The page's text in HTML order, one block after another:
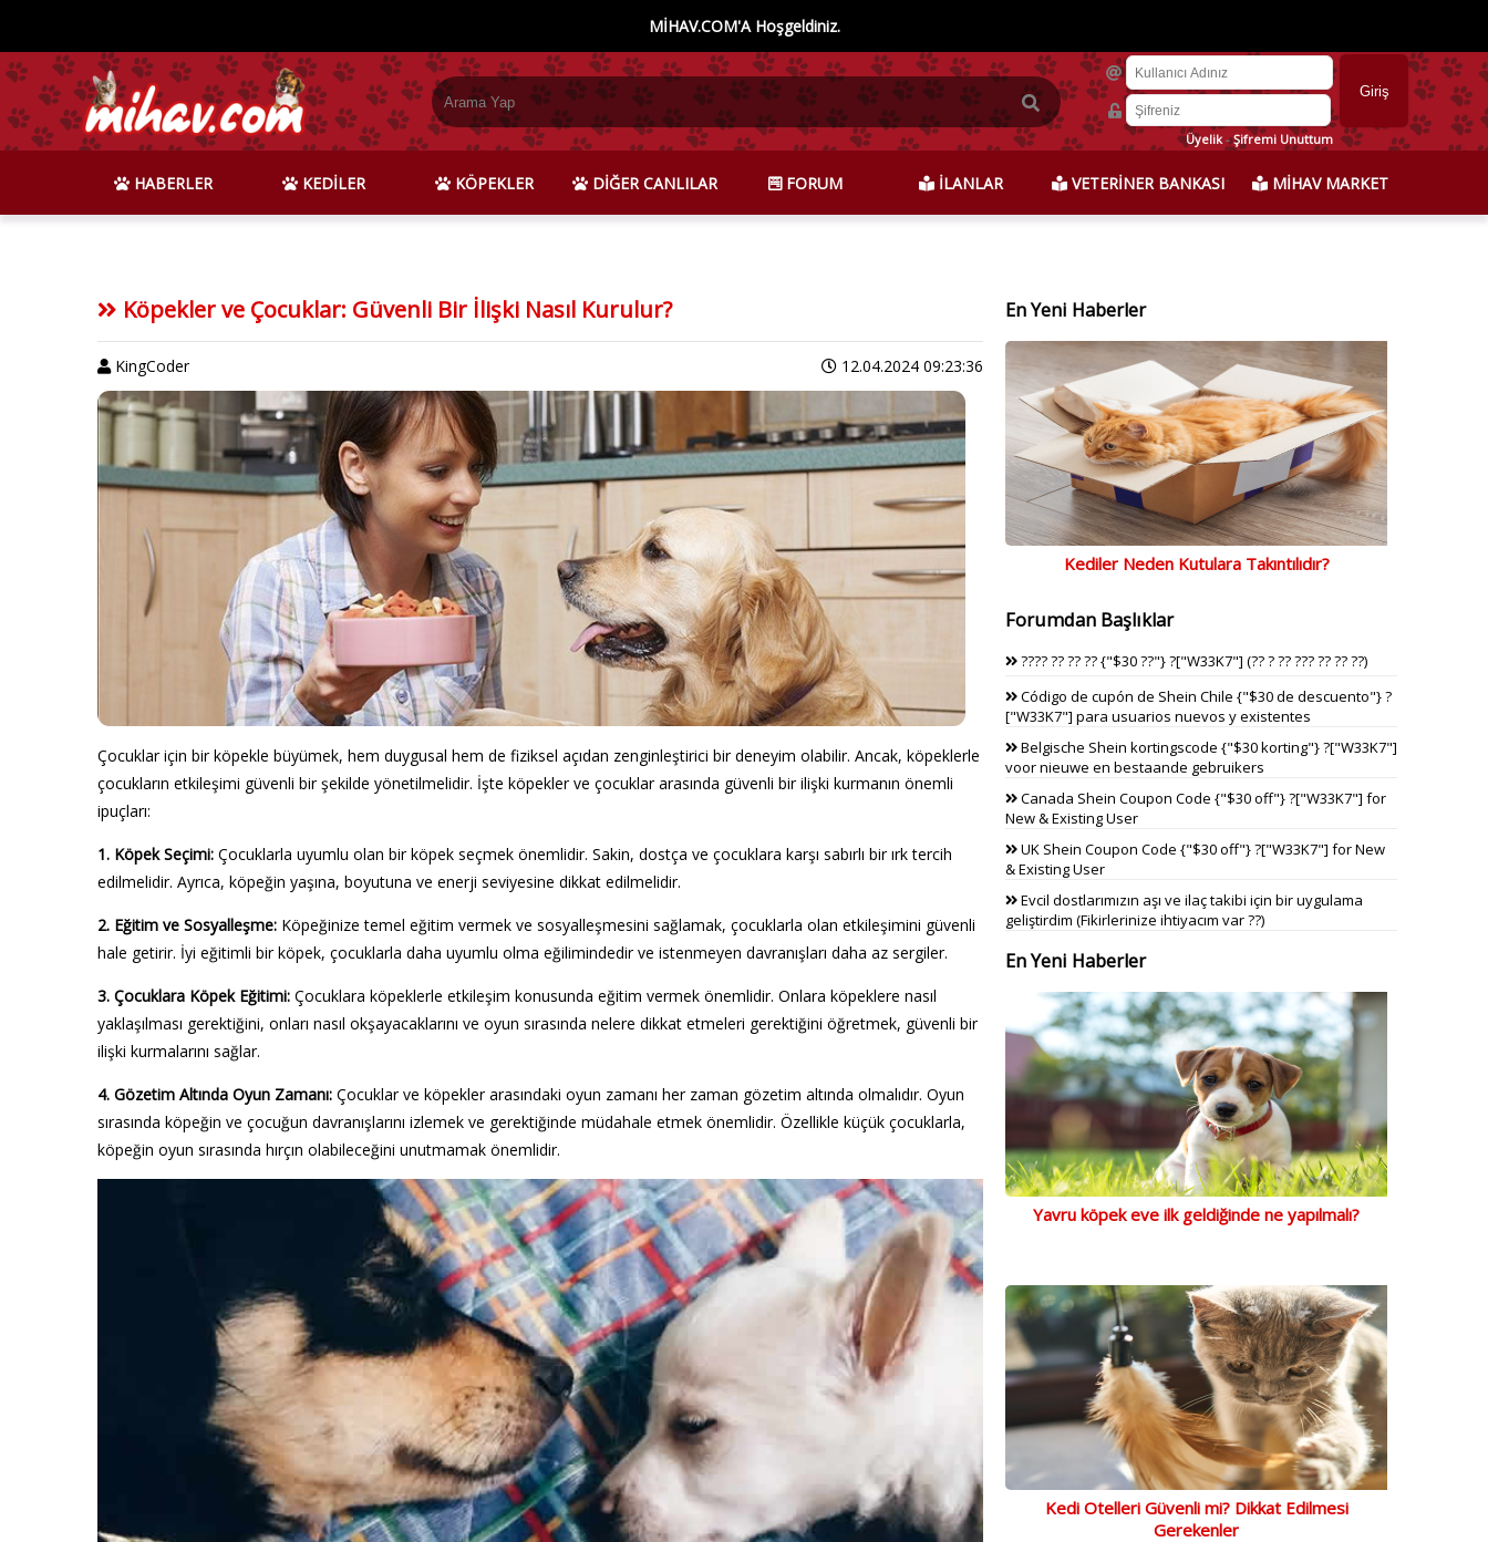
MİHAV.COM'A Hoşgeldiniz.
Üyelik-Şifremi Unuttum
HABERLER KEDİLER KÖPEKLER DİĞER CANLILAR FORUM İLANLAR VETERİNER BANKASI MİHAV MARKET
Köpekler ve Çocuklar: Güvenli Bir İlişki Nasıl Kurulur?
KingCoder 12.04.2024 09:23:36
Çocuklar için bir köpekle büyümek, hem duygusal hem de fiziksel açıdan zenginleştirici bir deneyim olabilir. Ancak, köpeklerle
çocukların etkileşimi güvenli bir şekilde yönetilmelidir. İşte köpekler ve çocuklar arasında güvenli bir ilişki kurmanın önemli
ipuçları:
1. Köpek Seçimi: Çocuklarla uyumlu olan bir köpek seçmek önemlidir. Sakin, dostça ve çocuklara karşı sabırlı bir ırk tercih
edilmelidir. Ayrıca, köpeğin yaşına, boyutuna ve enerji seviyesine dikkat edilmelidir.
2. Eğitim ve Sosyalleşme: Köpeğinize temel eğitim vermek ve sosyalleşmesini sağlamak, çocuklarla olan etkileşimini güvenli
hale getirir. İyi eğitimli bir köpek, çocuklarla daha uyumlu olma eğilimindedir ve istenmeyen davranışları daha az sergiler.
3. Çocuklara Köpek Eğitimi: Çocuklara köpeklerle etkileşim konusunda eğitim vermek önemlidir. Onlara köpeklere nasıl
yaklaşılması gerektiğini, onları nasıl okşayacaklarını ve oyun sırasında nelere dikkat etmeleri gerektiğini öğretmek, güvenli bir
ilişki kurmalarını sağlar.
4. Gözetim Altında Oyun Zamanı: Çocuklar ve köpekler arasındaki oyun zamanı her zaman gözetim altında olmalıdır. Oyun
sırasında köpeğin ve çocuğun davranışlarını izlemek ve gerektiğinde müdahale etmek önemlidir. Özellikle küçük çocuklarla,
köpeğin oyun sırasında hırçın olabileceğini unutmamak önemlidir.
En Yeni Haberler
Kediler Neden Kutulara Takıntılıdır?
Forumdan Başlıklar
???? ?? ?? ?? {"$30 ??"} ?["W33K7"] (?? ? ?? ??? ?? ?? ??)
Código de cupón de Shein Chile {"$30 de descuento"} ?
["W33K7"] para usuarios nuevos y existentes
Belgische Shein kortingscode {"$30 korting"} ?["W33K7"]
voor nieuwe en bestaande gebruikers
Canada Shein Coupon Code {"$30 off"} ?["W33K7"] for
New & Existing User
UK Shein Coupon Code {"$30 off"} ?["W33K7"] for New
& Existing User
Evcil dostlarımızın aşı ve ilaç takibi için bir uygulama
geliştirdim (Fikirlerinize ihtiyacım var ??)
En Yeni Haberler
Yavru köpek eve ilk geldiğinde ne yapılmalı?
Kedi Otelleri Güvenli mi? Dikkat Edilmesi
Gerekenler